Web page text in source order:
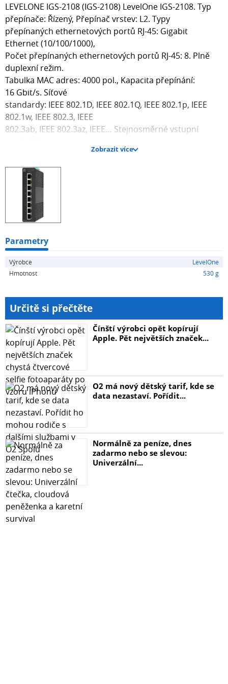
LEVELONE IGS-2108 (IGS-2108) LevelOne IGS-2108. Typ
přepínače: Řízený, Přepínač vrstev: L2. Typy
přepínaných ethernetových portů RJ-45: Gigabit
Ethernet (10/100/1000),
Počet přepínaných ethernetových portů RJ-45: 8. Plně
duplexní režim.
Tabulka MAC adres: 4000 pol., Kapacita přepínání:
16 Gbit/s. Síťové
standardy: IEEE 802.1D, IEEE 802.1Q, IEEE 802.1p, IEEE
802.1w, IEEE 802.3, IEEE
802.3ab, IEEE 802.3az, IEEE… Stejnosměrné vstupní
Zobrazit více
Parametry
Výrobce
LevelOne
Hmotnost
530 g
Určitě si přečtěte
Čínští výrobci opět kopírují
Apple. Pět největších značek...
O2 má nový dětský tarif, kde se
data nezastaví. Pořídit...
Normálně za peníze, dnes
zadarmo nebo se slevou:
Univerzální...